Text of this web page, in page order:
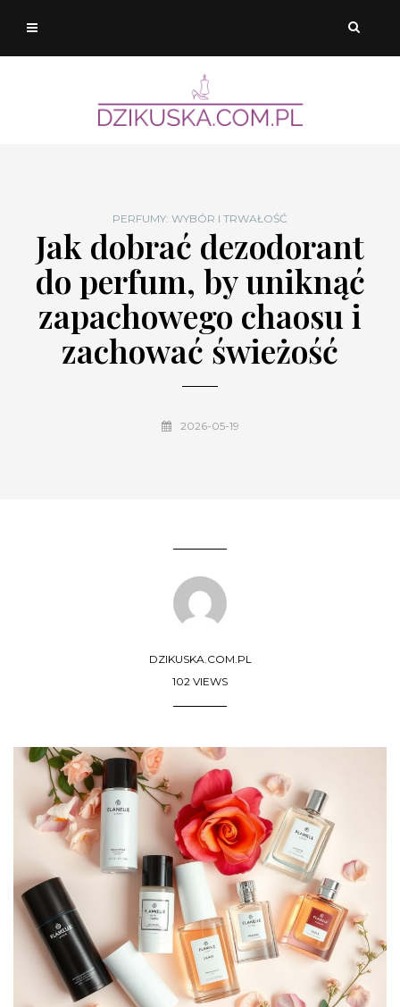
PERFUMY: WYBÓR I TRWAŁOŚĆ
Jak dobrać dezodorant
do perfum, by uniknąć
zapachowego chaosu i
zachować świeżość
2026-05-19
DZIKUSKA.COM.PL
102 VIEWS